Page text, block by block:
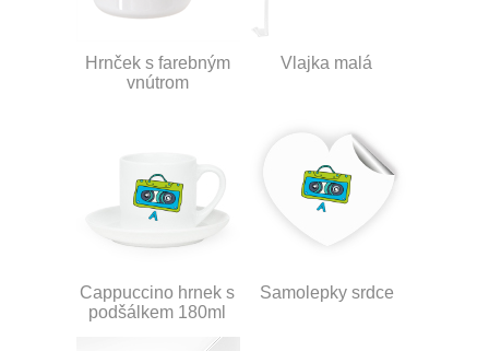
Hrnček s farebným
vnútrom
Vlajka malá
Cappuccino hrnek s
podšálkem 180ml
Samolepky srdce